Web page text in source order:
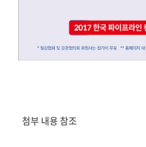
첨부 내용 참조